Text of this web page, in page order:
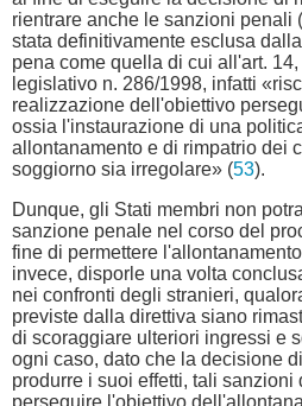
rientrare anche le sanzioni penali (
stata definitivamente esclusa
pena come quella di cui all'art.
legislativo n. 286/1998, infatti
realizzazione dell'obiettivo
ossia l'instaurazione di una
allontanamento e di rimpatrio dei
soggiorno sia irregolare» (53).
Dunque, gli Stati membri non
sanzione penale nel corso del
fine di permettere
invece, disporle una volta
nei confronti degli stranieri,
previste dalla direttiva siano
di scoraggiare ulteriori ingressi e
ogni caso, dato che la decisione
produrre i suoi effetti, tali